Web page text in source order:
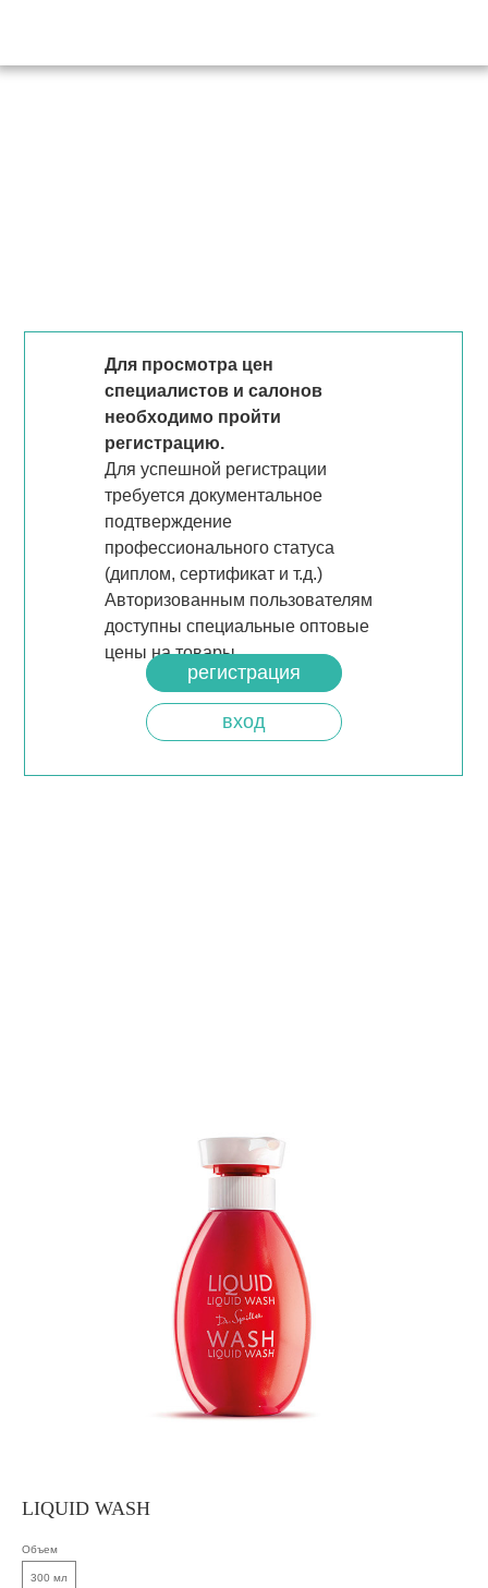
Для просмотра цен
специалистов и салонов
необходимо пройти
регистрацию.
Для успешной регистрации
требуется документальное
подтверждение
профессионального статуса
(диплом, сертификат и т.д.)
Авторизованным пользователям
доступны специальные оптовые
цены на товары.
регистрация
вход
LIQUID WASH
Объем
300 мл